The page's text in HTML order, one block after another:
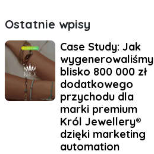
Ostatnie wpisy
Case Study: Jak
wygenerowaliśmy
blisko 800 000 zł
dodatkowego
przychodu dla
marki premium
Król Jewellery®
dzięki marketing
automation